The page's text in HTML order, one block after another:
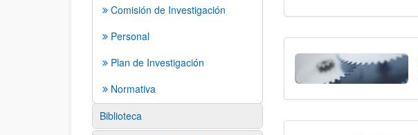
Comisión de Investigación
Personal
Plan de Investigación
Normativa
Biblioteca